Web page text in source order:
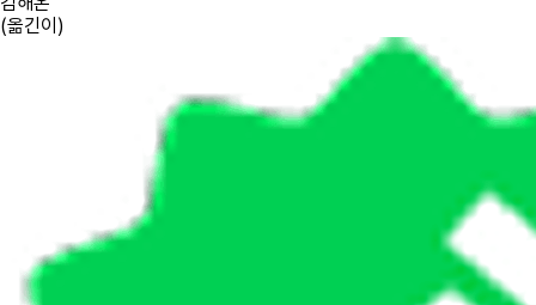
(옮긴이 )